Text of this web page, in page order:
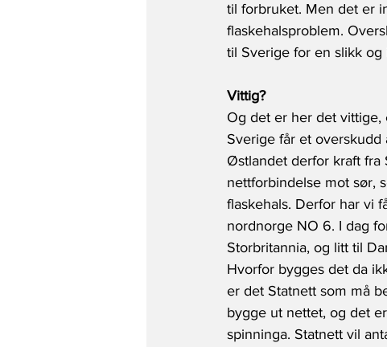
til forbruket. Men det er
flaskehalsproblem.
til Sverige for en slikk og
Vittig?
Og det er her det
Sverige får et
Østlandet derfor kraft fra
nettforbindelse mot sør,
flaskehals. Derfor har vi
nordnorge NO 6. I dag
Storbritannia, og litt til
Hvorfor bygges det da
er det Statnett som må
bygge ut nettet, og det
spinninga. Statnett vil